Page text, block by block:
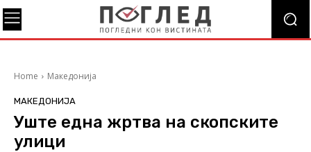
Home Македонија
МАКЕДОНИЈА
Уште една жртва на скопските
улици